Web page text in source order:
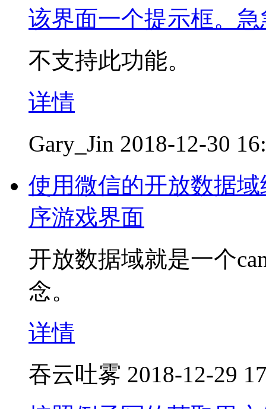
该界面一个提示框。急
不支持此功能。
详情
Gary_Jin 2018-12-30
使用微信的开放数据
序游戏界面
开放数据域就是一个
念。
详情
吞云吐雾 2018-12-29